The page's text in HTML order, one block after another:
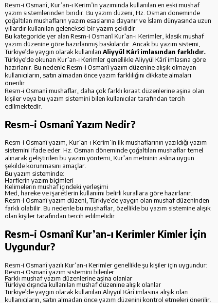
Resm-i Osmanî, Kur’an-ı Kerim’in yazımında kullanılan en eski mushaf
yazım sistemlerinden biridir. Bu yazım düzeni, Hz. Osman döneminde
çoğaltılan mushafların yazım esaslarına dayanır ve İslam dünyasında uzun
yıllardır kullanılan geleneksel bir yazım şeklidir.
Bu kategoride yer alan Resm-i Osmanî Kur’an-ı Kerimler, klasik mushaf
yazım düzenine göre hazırlanmış baskılardır. Ancak bu yazım sistemi,
Türkiye’de yaygın olarak kullanılan Aliyyül Kârî imlasından farklıdır.
Türkiye’de okunan Kur’an-ı Kerimler genellikle Aliyyül Kârî imlasına göre
hazırlanır. Bu nedenle Resm-i Osmanî yazım düzenine alışık olmayan
kullanıcıların, satın almadan önce yazım farklılığını dikkate almaları
önerilir.
Resm-i Osmanî mushaflar, daha çok farklı kıraat düzenlerine aşina olan
kişiler veya bu yazım sistemini bilen kullanıcılar tarafından tercih
edilmektedir.
Resm-i Osmanî Yazım Nedir?
Resm-i Osmanî yazım, Kur’an-ı Kerim’in ilk mushaflarının yazıldığı yazım
sistemini ifade eder. Hz. Osman döneminde çoğaltılan mushaflar temel
alınarak geliştirilen bu yazım yöntemi, Kur’an metninin aslına uygun
şekilde korunmasını amaçlar.
Bu yazım sisteminde:
Harflerin yazım biçimleri
Kelimelerin mushaf içindeki yerleşimi
Med, hareke ve işaretlerin kullanımı belirli kurallara göre hazırlanır.
Resm-i Osmanî yazım düzeni, Türkiye’de yaygın olan mushaf düzeninden
farklı olabilir. Bu nedenle bu mushaflar, özellikle bu yazım sistemine alışık
olan kişiler tarafından tercih edilmelidir.
Resm-i Osmanî Kur’an-ı Kerimler Kimler İçin
Uygundur?
Resm-i Osmanî yazılı Kur’an-ı Kerimler genellikle şu kişiler için uygundur:
Resm-i Osmanî yazım sistemini bilenler
Farklı mushaf yazım düzenlerine aşina olanlar
Türkiye dışında kullanılan mushaf düzenine alışık olanlar
Türkiye’de yaygın olarak kullanılan Aliyyül Kârî imlasına alışık olan
kullanıcıların, satın almadan önce yazım düzenini kontrol etmeleri önerilir.